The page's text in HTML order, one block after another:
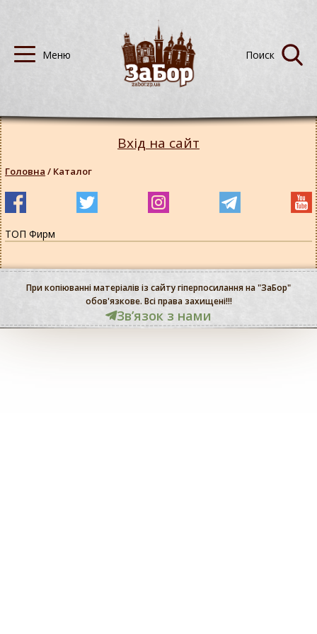
ТОП Фирм
Вхід на сайт
Головна / Каталог
При копіюванні матеріалів із сайту гіперпосилання на "ЗаБор"
обов'язкове. Всі права захищені!!!
Звʼязок з нами